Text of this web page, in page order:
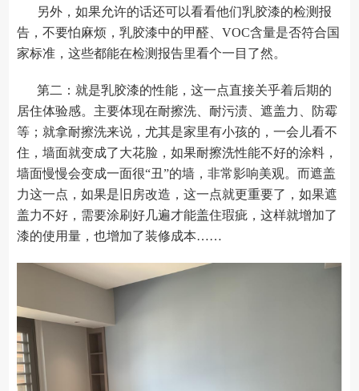
另外，如果允许的话还可以看看他们乳胶漆的检测报
告，不要怕麻烦，乳胶漆中的甲醛、VOC含量是否符合国
家标准，这些都能在检测报告里看个一目了然。
第二：就是乳胶漆的性能，这一点直接关乎着后期的
居住体验感。主要体现在耐擦洗、耐污渍、遮盖力、防霉
等；就拿耐擦洗来说，尤其是家里有小孩的，一会儿看不
住，墙面就变成了大花脸，如果耐擦洗性能不好的涂料，
墙面慢慢会变成一面很“丑”的墙，非常影响美观。而遮盖
力这一点，如果是旧房改造，这一点就更重要了，如果遮
盖力不好，需要涂刷好几遍才能盖住瑕疵，这样就增加了
漆的使用量，也增加了装修成本……